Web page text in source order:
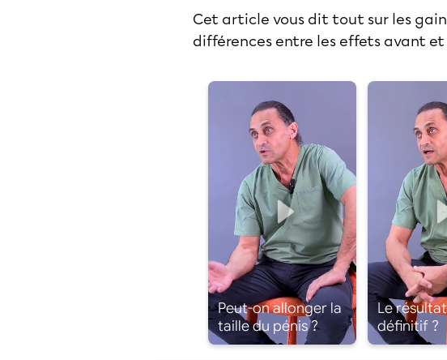
Cet article vous dit tout sur les
différences entre les effets avant